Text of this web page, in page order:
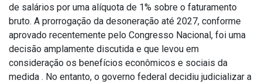
de salários por uma alíquota de 1% sobre o faturamento
bruto. A prorrogação da desoneração até 2027, conforme
aprovado recentemente pelo Congresso Nacional, foi uma
decisão amplamente discutida e que levou em
consideração os benefícios econômicos e sociais da
medida . No entanto, o governo federal decidiu judicializar a